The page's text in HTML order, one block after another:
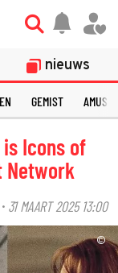
nieuws
GEMIST
Icons of
Network
· 31 MAART 2025 13:00
©